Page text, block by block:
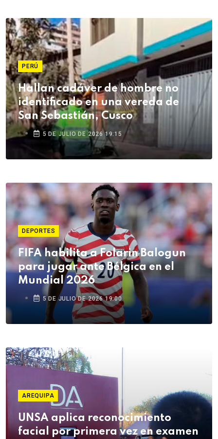
PERÚ
Hallan cadáver de hombre no
identificado en una vereda de
San Sebastián, Cusco
5 DE JULIO DE 2026 19:15
DEPORTES
FIFA habilita a Folarin Balogun
para jugar ante Bélgica en el
Mundial 2026
5 DE JULIO DE 2026 19:00
AREQUIPA
UNSA aplica reconocimiento
facial por primera vez en examen